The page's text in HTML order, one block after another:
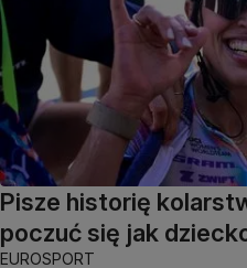
Pisze historię
poczuć się jak
EUROSPORT